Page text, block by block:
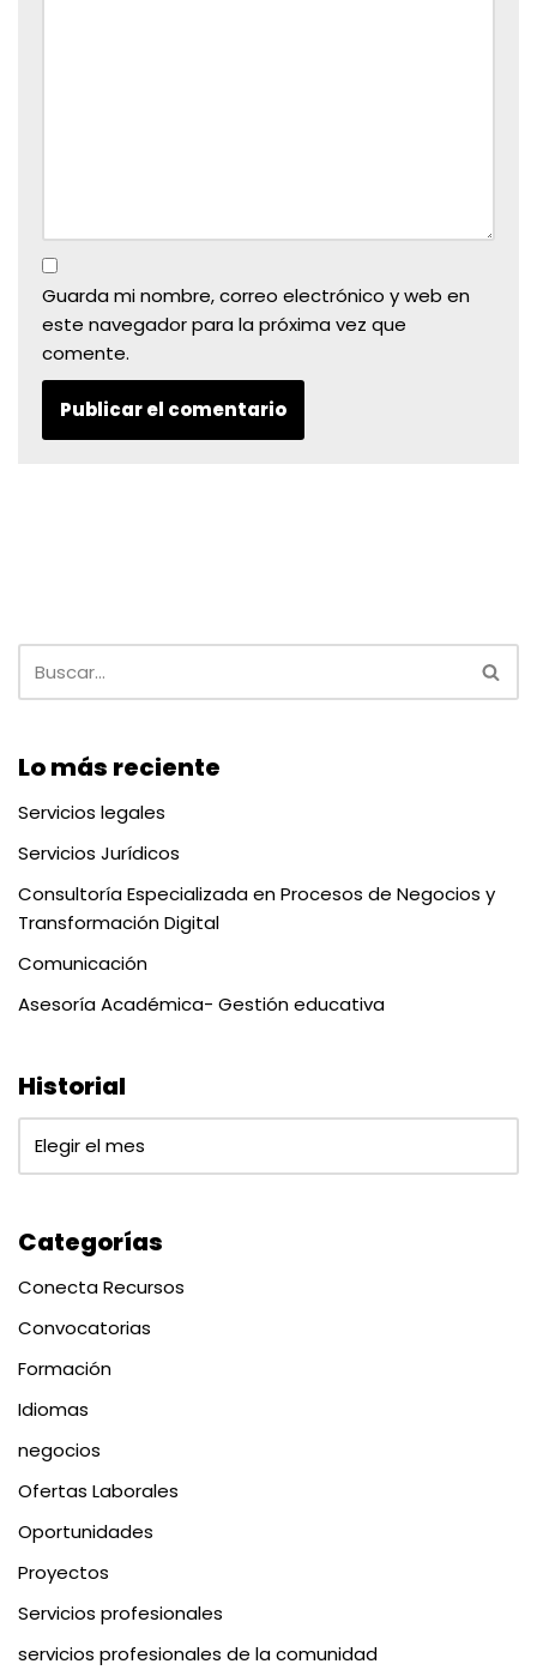
Guarda mi nombre, correo electrónico y web en
este navegador para la próxima vez que
comente.
Lo más reciente
Servicios legales
Servicios Jurídicos
Consultoría Especializada en Procesos de Negocios y
Transformación Digital
Comunicación
Asesoría Académica- Gestión educativa
Historial
Categorías
Conecta Recursos
Convocatorias
Formación
Idiomas
negocios
Ofertas Laborales
Oportunidades
Proyectos
Servicios profesionales
servicios profesionales de la comunidad